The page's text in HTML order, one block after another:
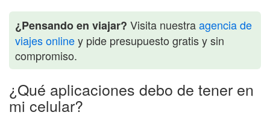
¿Pensando en viajar? Visita nuestraagencia de
viajes onliney pide presupuesto gratis y sin
compromiso.
¿Qué aplicaciones debo de tener en
mi celular?